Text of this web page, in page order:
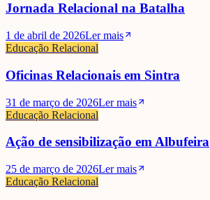
Jornada Relacional na Batalha
1 de abril de 2026Ler mais
Educação Relacional
Oficinas Relacionais em Sintra
31 de março de 2026Ler mais
Educação Relacional
Ação de sensibilização em Albufeira
25 de março de 2026Ler mais
Educação Relacional